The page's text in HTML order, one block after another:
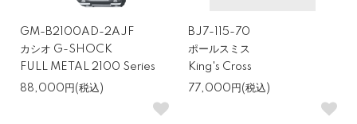
本格的な装備のモデルが揃っており、自然の中での使用を前提とし
た耐久性と視認性を兼ね備えています。タフな環境でも正確な情報
を得られるため、キャンプやトレッキングを楽しむ方にぴったりで
す。
セイコー プロスペックス—実用性と信頼性を重
GM-B2100AD-2AJF
カシオ G-SHOCK
FULL METAL 2100 Series
88,000円(税込)
BJ7-115-70
ポールスミス
King's Cross
77,000円(税込)